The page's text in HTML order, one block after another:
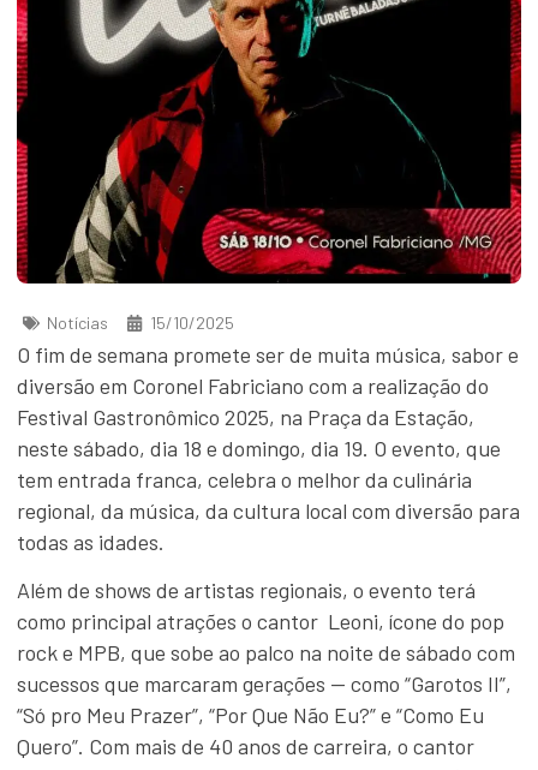
Notícias 15/10/2025
O fim de semana promete ser de muita música, sabor e
diversão em Coronel Fabriciano com a realização do
Festival Gastronômico 2025, na Praça da Estação,
neste sábado, dia 18 e domingo, dia 19. O evento, que
tem entrada franca, celebra o melhor da culinária
regional, da música, da cultura local com diversão para
todas as idades.
Além de shows de artistas regionais, o evento terá
como principal atrações o cantor Leoni, ícone do pop
rock e MPB, que sobe ao palco na noite de sábado com
sucessos que marcaram gerações — como “Garotos II”,
“Só pro Meu Prazer”, “Por Que Não Eu?” e “Como Eu
Quero”. Com mais de 40 anos de carreira, o cantor